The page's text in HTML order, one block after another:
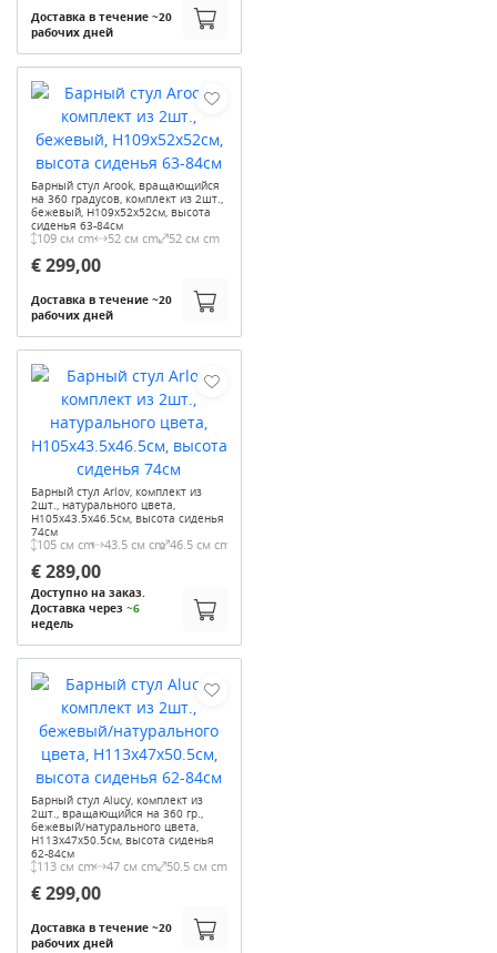
Доставка в течение ~20
рабочих дней
Барный стул Arook, вращающийся
на 360 градусов, комплект из 2шт.,
бежевый, H109x52x52см, высота
сиденья 63-84см
109 см cm 52 см cm 52 см cm
€ 299,00
Доставка в течение ~20
рабочих дней
Барный стул Arlov, комплект из
2шт., натурального цвета,
H105x43.5x46.5см, высота сиденья
74см
105 см cm 43.5 см cm 46.5 см cm
€ 289,00
Доступно на заказ.
Доставка через ~6
недель
Барный стул Alucy, комплект из
2шт., вращающийся на 360 гр.,
бежевый/натурального цвета,
H113x47x50.5см, высота сиденья
62-84см
113 см cm 47 см cm 50.5 см cm
€ 299,00
Доставка в течение ~20
рабочих дней